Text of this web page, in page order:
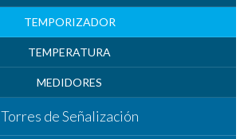
TEMPORIZADOR
TEMPERATURA
MEDIDORES
Torres de Señalización